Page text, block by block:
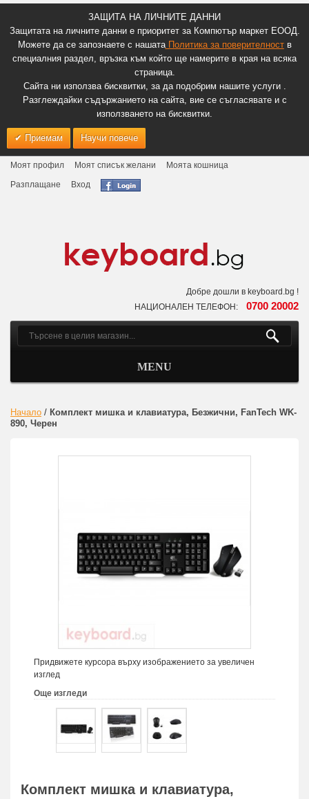
ЗАЩИТА НА ЛИЧНИТЕ ДАННИ
Защитата на личните данни е приоритет за Компютър маркет ЕООД.
Можете да се запознаете с нашатаПолитика за поверителноств
специалния раздел, връзка към който ще намерите в края на всяка
страница.
Сайта ни използва бисквитки, за да подобрим нашите услуги .
Разглеждайки съдържанието на сайта, вие се съгласявате и с
използването на бисквитки.
Приемам Научи повече
Моят профил Моят списък желани
Моята кошница
Разплащане
Вход
Добре дошли в keyboard.bg !
НАЦИОНАЛЕН ТЕЛЕФОН: 0700 20002
MENU
Начало / Комплект мишка и клавиатура, Безжични, FanTech WK-
890, Черен
Придвижете курсора върху изображението за увеличен
изглед
Още изгледи
Комплект мишка и клавиатура,